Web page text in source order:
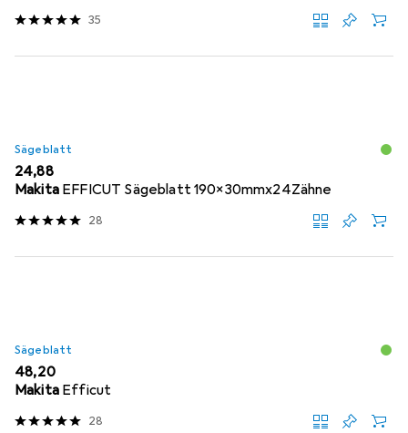
35
Sägeblatt
EUR
24,88
Makita EFFICUT Sägeblatt 190x30mmx24Zähne
28
Sägeblatt
EUR
48,20
Makita Efficut
28